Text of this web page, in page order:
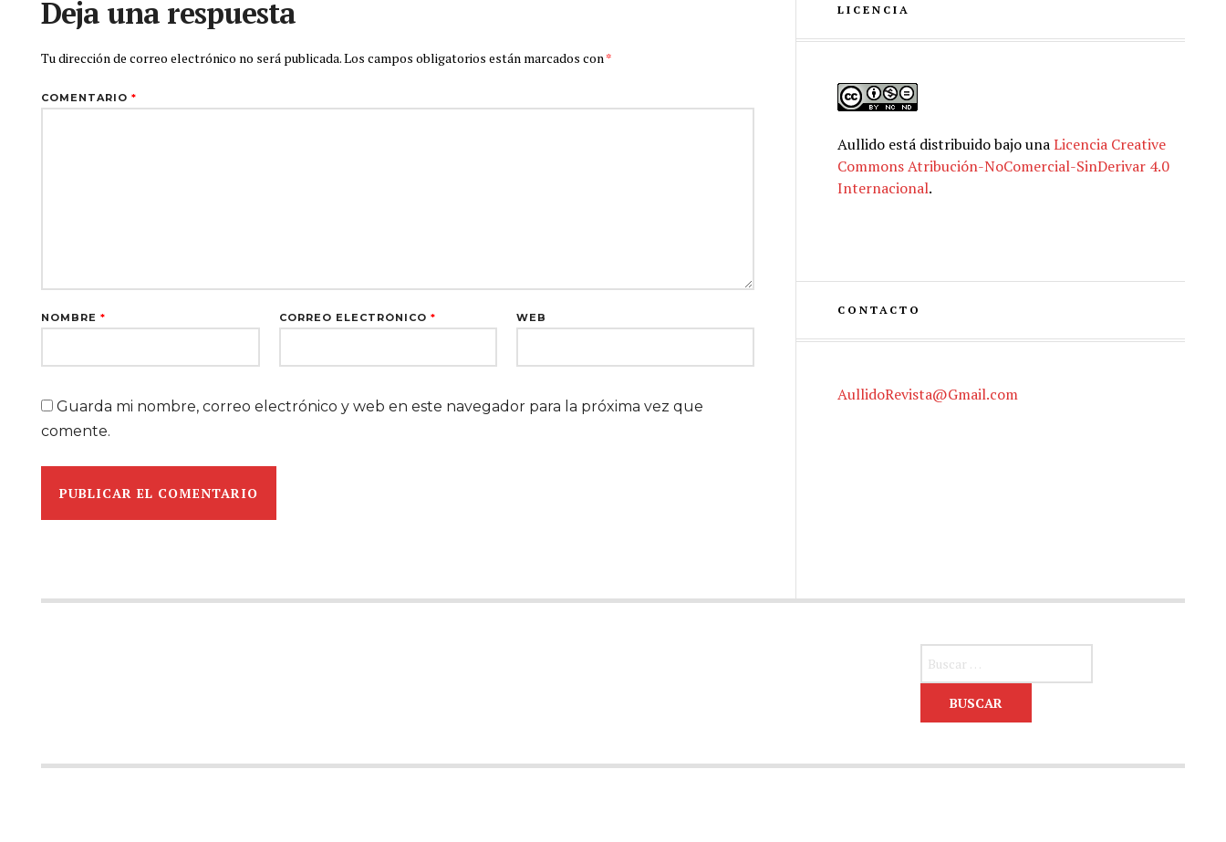
Deja una respuesta
Tu dirección de correo electrónico no será publicada.Los campos obligatorios están marcados con*
COMENTARIO *
NOMBRE * CORREO ELECTRÓNICO * WEB
Guarda mi nombre, correo electrónico y web en este navegador para la próxima vez que
comente.
LICENCIA
Aullidoestá distribuido bajo unaLicencia Creative
Commons Atribución-NoComercial-SinDerivar 4.0
Internacional.
CONTACTO
AullidoRevista@Gmail.com